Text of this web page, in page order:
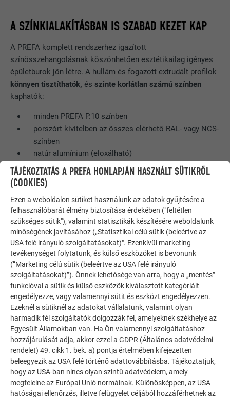
A SZÍNKIALAKÍTÁSBAN IS SZABAD KEZET KAP
A PREFA komplett rendszerhez igazított
színösszehangolásnak köszönhetően esztétikailag igényes
épületburok jön létre. A hullám és fogazott extrudált profilok
könnyen tisztíthatók, ésszinte korlátlan számú színben
kaphatók:
minden PREFA P.10 színben
porszórt kivitelben az összes elérhető RAL- vagy NCS-
színben
natúr alumínium (eloxálható)
Ez vonzó megjelenést és magas ellenállóságot biztosít.
MERÍTSEN IHLETET A MÁR MEGVALÓSÍTOTT
REFERENCIAÉPÜLETEKBŐL.
A PREFA extrudált profilokból készült homlokzat nagyon
robusztus külső falburkolati megoldás. Nem számít, hogy az
egész homlokzatot vagy csak egy részleges területet valósít
meg. Még több inspirációt areferenciagalériánkban talál.
EXTRUDÁLT PROFILHULLÁM
TÁJÉKOZTATÁS A PREFA HONLAPJÁN HASZNÁLT SÜTIKRŐL
(COOKIES)
Ezen a weboldalon sütiket használunk az adatok gyűjtésére a
felhasználóbarát élmény biztosítása érdekében ("feltétlen
szükséges sütik"), valamint statisztikák készítésére weboldalunk
minőségének javításához („Statisztikai célú sütik (beleértve az
USA felé irányuló szolgáltatásokat)". Ezenkívül marketing
tevékenységet folytatunk, és külső eszközöket is bevonunk
(”Marketing célú sütik (beleértve az USA felé irányuló
szolgáltatásokat)”). Önnek lehetősége van arra, hogy a „mentés”
funkcióval a sütik és külső eszközök kiválasztott kategóriáit
engedélyezze, vagy valamennyi sütit és eszközt engedélyezzen.
Ezeknél a sütiknél az adatokat vállalatunk, valamint olyan
harmadik fél szolgáltatók dolgozzák fel, amelyeknek székhelye az
Egyesült Államokban van. Ha Ön valamennyi szolgáltatáshoz
hozzájárulását adja, akkor ezzel a GDPR (Általános adatvédelmi
rendelet) 49. cikk 1. bek. a) pontja értelmében kifejezetten
beleegyezik az USA felé történő adattovábbításba. Tájékoztatjuk,
hogy az USA-ban nincs olyan szintű adatvédelem, amely
megfelelne az Európai Unió normáinak. Különösképpen, az USA
hatóságai ellenőrzés, illetve felügyelet céljából hozzáférhetnek az